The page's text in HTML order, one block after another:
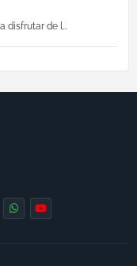
disfrutar de l...